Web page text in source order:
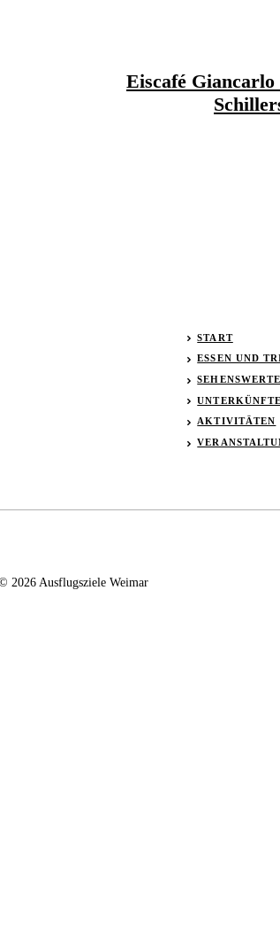
Eiscafé
START
ESSEN UND
UNTERKÜNFTE
AKTIVITÄTEN
2026 Ausflugsziele Weimar